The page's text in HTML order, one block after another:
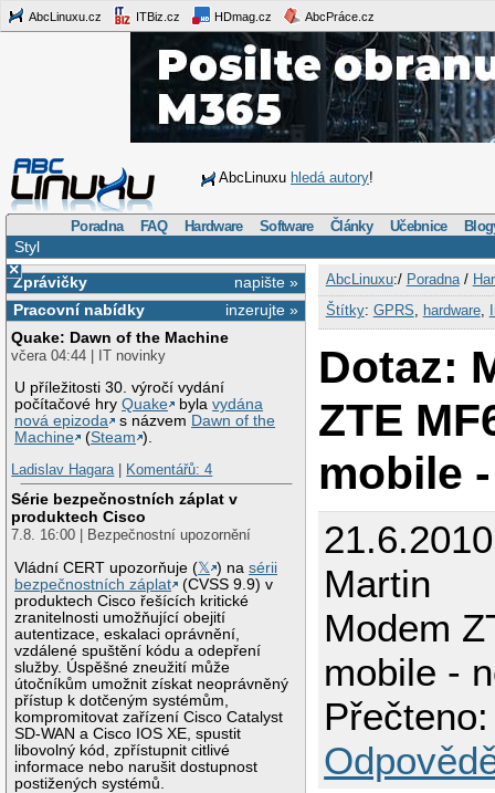
AbcLinuxu.cz ITBiz.cz HDmag.cz AbcPráce.cz
AbcLinuxu hledá autory!
Poradna FAQ Hardware Software Články Učebnice
Styl
×
napište »
Zprávičky
inzerujte »
Pracovní nabídky
Quake: Dawn of the Machine
včera 04:44 | IT novinky
U příležitosti 30. výročí vydání
počítačové hryQuake bylavydána
nová epizoda
s názvem Dawn of the
Machine
(Steam ).
Ladislav Hagara| Komentářů: 4
Série bezpečnostních záplat v
produktech Cisco
7.8. 16:00 | Bezpečnostní upozornění
Vládní CERT upozorňuje (𝕏 ) nasérii
bezpečnostních záplat
(CVSS 9.9) v
produktech Cisco řešících kritické
zranitelnosti umožňující obejití
autentizace, eskalaci oprávnění,
vzdálené spuštění kódu a odepření
služby. Úspěšné zneužití může
útočníkům umožnit získat neoprávněný
přístup k dotčeným systémům,
kompromitovat zařízení Cisco Catalyst
SD-WAN a Cisco IOS XE, spustit
libovolný kód, zpřístupnit citlivé
informace nebo narušit dostupnost
postižených systémů.
AbcLinuxu:/ Poradna/
Štítky: GPRS hardware,
Dotaz:
ZTE
mobile
Martin
Modem
mobile -